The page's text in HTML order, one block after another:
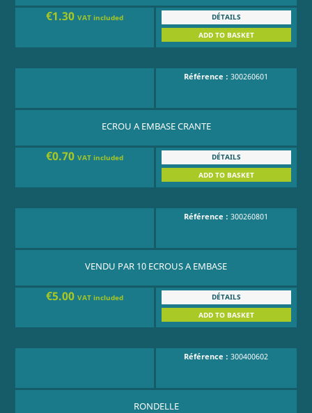
€1.30VAT included
DÉTAILS
ADD TO BASKET
Référence :300260601
ECROU A EMBASE CRANTE
€0.70VAT included
DÉTAILS
ADD TO BASKET
Référence :300260801
VENDU PAR 10 ECROUS A EMBASE
€5.00VAT included
DÉTAILS
ADD TO BASKET
Référence :300400602
RONDELLE